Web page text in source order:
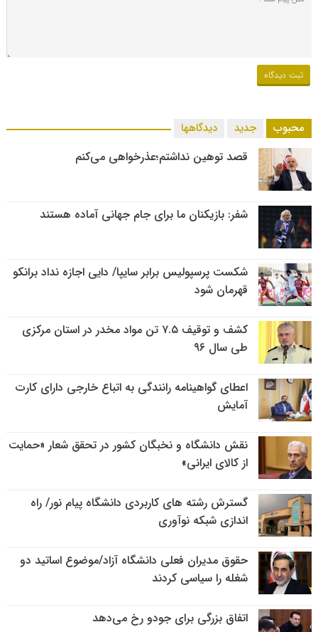
محبوب جدید دیدگاهها
قصد توهین نداشتم؛عذرخواهی می‌کنم
شفر: بازیکنان ما برای جام جهانی آماده هستند
شکست پرسپولیس برابر سایپا/ دایی اجازه نداد برانکو
قهرمان شود
کشف و توقیف ۷.۵ تن مواد مخدر در استان مرکزی
طی سال ۹۶
اعطای گواهینامه رانندگی به اتباع خارجی دارای کارت
آمایش
نقش دانشگاه و نخبگان کشور در تحقق شعار «حمایت
از کالای ایرانی»
گسترش رشته های کاربردی دانشگاه پیام نور/ راه
اندازی شبکه نوآوری
حقوق مدیران فعلی دانشگاه آزاد/موضوع اساتید دو
شغله را سیاسی کردند
اتفاق بزرگی برای جودو رخ می‌دهد